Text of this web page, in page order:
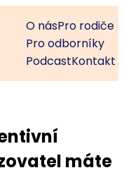
O násPro rodiče
Pro odborníky
PodcastKontakt
máte